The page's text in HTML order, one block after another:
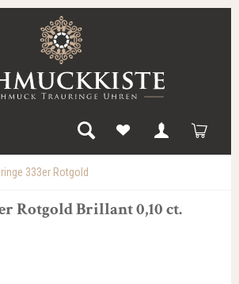
333er Rotgold
Rotgold Brillant 0,10 ct.